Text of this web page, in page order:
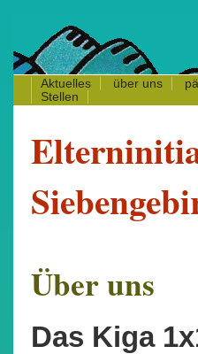
Aktuelles über uns
Stellen
Über uns
Das Kiga